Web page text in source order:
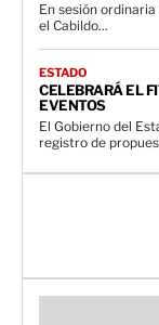
En sesión
el Cabildo...
ESTADO
CELEBRARÁ EL
EVENTOS
El Gobierno del
registro de